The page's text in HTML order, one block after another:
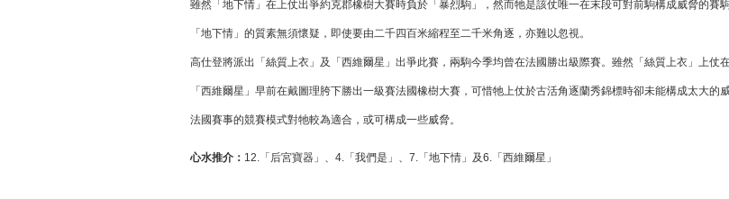
雖然「地下情」在上仗出爭約克郡橡樹大賽時負於「暴烈駒」，然而牠是該仗唯一在末段可對前駒構成威脅的賽
「地下情」的質素無須懷疑，即使要由二千四百米縮程至二千米角逐，亦難以忽視。
高仕登將派出「絲質上衣」及「西維爾星」出爭此賽，兩駒今季均曾在法國勝出級際賽。雖然「絲質上衣」上仗
「西維爾星」早前在戴圖理胯下勝出一級賽法國橡樹大賽，可惜牠上仗於古活角逐蘭秀錦標時卻未能構成太大的
法國賽事的競賽模式對牠較為適合，或可構成一些威脅。
心水推介： 12.「后宮寶器」、4.「我們是」、7.「地下情」及6.「西維爾星」